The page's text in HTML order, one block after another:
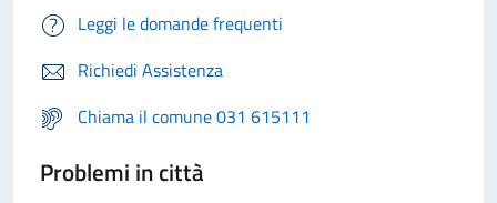
Leggi le domande frequenti
Richiedi Assistenza
Chiama il comune 031 615111
Problemi in città